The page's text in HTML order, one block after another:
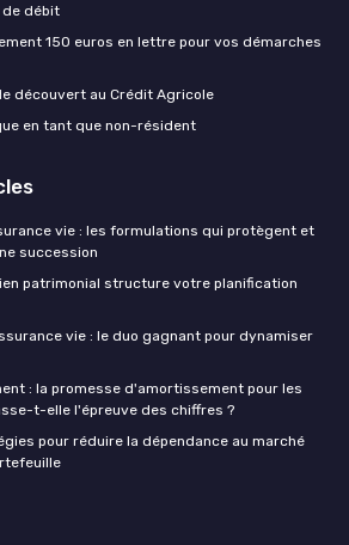
de débit
150 euros en lettre pour vos démarches
découvert au Crédit Agricole
en tant que non-résident
vie : les formulations qui protègent et
succession
patrimonial structure votre planification
vie : le duo gagnant pour dynamiser
: la promesse d'amortissement pour les
t-elle l'épreuve des chiffres ?
pour réduire la dépendance au marché